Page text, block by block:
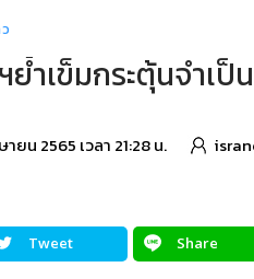
ำเข็มกระตุ้นจำเ
ยน 2565 เวลา 21:28 น.
Tweet Share